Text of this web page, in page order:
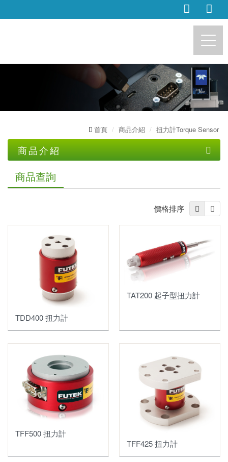
https://accusystech.com
首頁 商品介紹 扭力計Torque Sensor
商品介紹
荷重元Load cell
微型荷重元
輪輻式荷重元
S型荷重元
軸向拉壓力感測器
圓柱型荷重元
中空型荷重元
車輛測試用
拉桿型拉壓力荷重元
OEM及客製款荷重元
多軸向荷重元
醫療生技用荷重元
扭力計Torque Sensor
迴轉式扭力計
真空感測器
HVG-2020A真空感測器
HPM 4/5/6手持式真空計
HPM-2002 Series
IGE-3000
DV-6 Series
DAVC 真空量測模組
質量式氣體流量計
HFM-200 系列氣體流量計/控制器
Digital 300 系列低流量
HFM-300 系列氣體流量計/控制器
流量顯示器
大氣數據測試器ADTS
壓力感測器
應變計
應變計耗材
航空用測試系統
壓力校正器/壓力控制器
儀器 Instrument
顯示器及信號放大器
Wireless Sensors 無線傳輸量測
商品查詢
價格排序
TDD400 扭力計
TAT200 起子型扭力計
TFF500 扭力計
TFF425 扭力計